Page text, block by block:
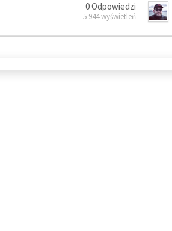
0 Odpowiedzi
5 944 wyświetleń